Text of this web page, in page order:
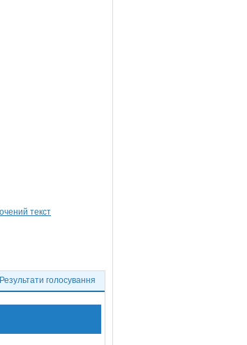
Результати голосування